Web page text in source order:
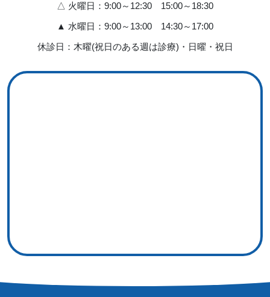
△ 火曜日：9:00～12:30 15:00～18:30
▲ 水曜日：9:00～13:00 14:30～17:00
休診日：木曜(祝日のある週は診療)・日曜・祝日